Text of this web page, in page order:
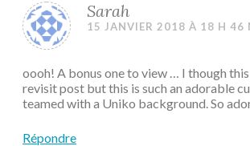
Sarah
15 JANVIER 2018 À 18 H 46
oooh! A bonus one to view … I though
revisit post but this is such an adorable
teamed with a Uniko background. So
Répondre